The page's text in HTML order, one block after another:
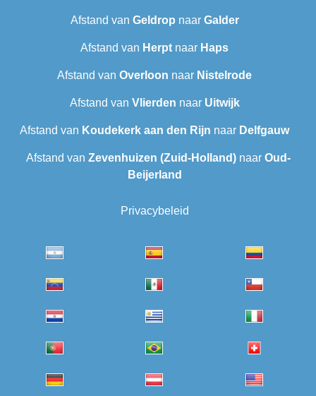
Afstand van Geldrop naar Galder
Afstand van Herpt naar Haps
Afstand van Overloon naar Nistelrode
Afstand van Vlierden naar Uitwijk
Afstand van Koudekerk aan den Rijn naar Delfgauw
Afstand van Zevenhuizen (Zuid-Holland)naar Oud-
Beijerland
Privacybeleid